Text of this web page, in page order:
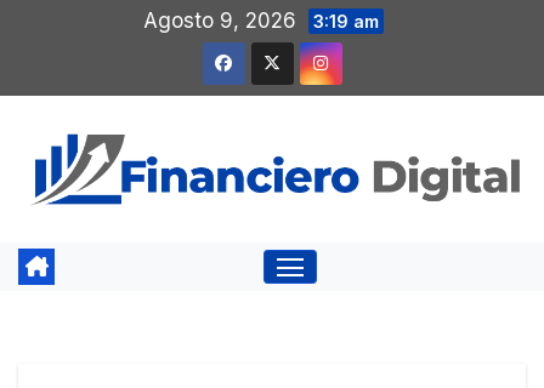
contenido
Agosto 9, 2026 3:19 am